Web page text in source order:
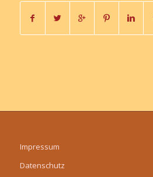
Impressum
Datenschutz